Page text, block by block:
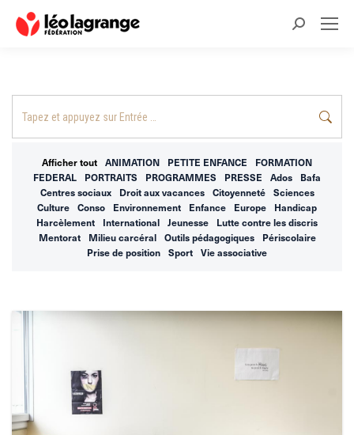
Recherche
Afficher tout ANIMATION PETITE ENFANCE
FORMATION
FEDERAL
PORTRAITS PROGRAMMES PRESSE Ados
Bafa
Centres sociaux
Droit aux vacances Citoyenneté
Sciences
Culture
Conso Environnement Enfance Europe
Handicap
Harcèlement
International Jeunesse
Lutte contre les discris
Mentorat
Milieu carcéral Outils pédagogiques
Périscolaire
Prise de position
Sport Vie associative